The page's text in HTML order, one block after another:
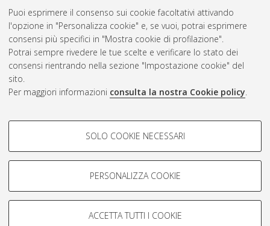
Puoi esprimere il consenso sui cookie facoltativi attivando
l'opzione in "Personalizza cookie" e, se vuoi, potrai esprimere
consensi più specifici in "Mostra cookie di profilazione".
Potrai sempre rivedere le tue scelte e verificare lo stato dei
consensi rientrando nella sezione "Impostazione cookie" del
sito.
Per maggiori informazioni consulta la nostra Cookie policy.
COOKIE DI PROFILAZIONE -
Si tratta di cookie utilizzati per analizzare le caratteristiche della
navigazione degli utenti, creare profili in base al loro comportamento
Mostra cookie di profilazione
SOLO COOKIE NECESSARI
PERSONALIZZA COOKIE
ACCETTA TUTTI I COOKIE
Rss 1.0
Rss 2.0
ISSN: 2038-7946
Impostazioni Cookie
Informativa sulla privacy
Condizioni d’uso del sito